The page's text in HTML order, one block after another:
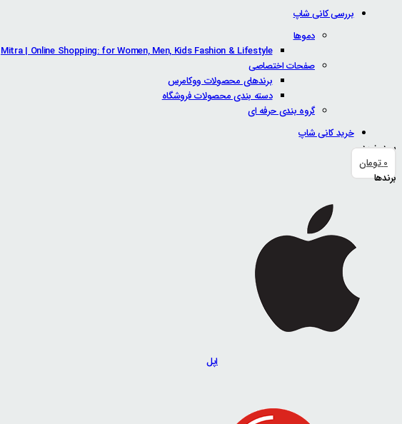
بررسی کانی شاپ
دموها
Mitra | Online Shopping: for Women, Men, Kids Fashion & Lifestyle
صفحات اختصاصی
برندهای محصولات ووکامرس
دسته بندی محصولات فروشگاه
گروه بندی حرفه ای
خرید کانی شاپ
سبد خرید
0تومان
برندها
اپل